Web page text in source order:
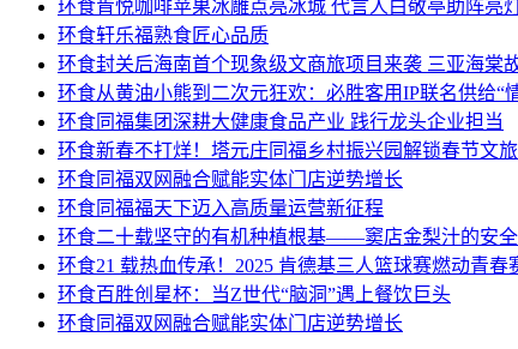
环食肯悦咖啡苹果冰雕点亮冰城 代言人白敬亭助阵亮
环食轩乐福熟食匠心品质
环食封关后海南首个现象级文商旅项目来袭 三亚海棠
环食从黄油小熊到二次元狂欢：必胜客用IP联名供给“
环食同福集团深耕大健康食品产业 践行龙头企业担当
环食新春不打烊！塔元庄同福乡村振兴园解锁春节文
环食同福双网融合赋能实体门店逆势增长
环食同福福天下迈入高质量运营新征程
环食二十载坚守的有机种植根基——窦店金梨汁的安
环食21 载热血传承！2025 肯德基三人篮球赛燃动青春
环食百胜创星杯：当Z世代“脑洞”遇上餐饮巨头
环食同福双网融合赋能实体门店逆势增长